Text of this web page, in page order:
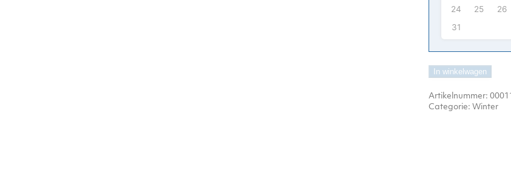
24
25 26
31
In winkelwagen
Artikelnummer: 00011
Categorie: Winter